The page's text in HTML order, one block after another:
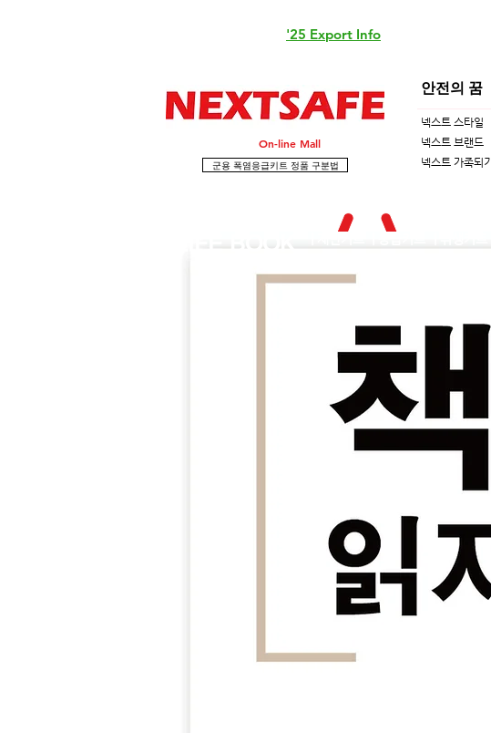
'25 Export Info
On-line Mall
군용 폭염응급키트 정품 구분법
안전의 꿈
넥스트 스타일
넥스트 브랜드
넥스트 가족되기
LIFE BOOK